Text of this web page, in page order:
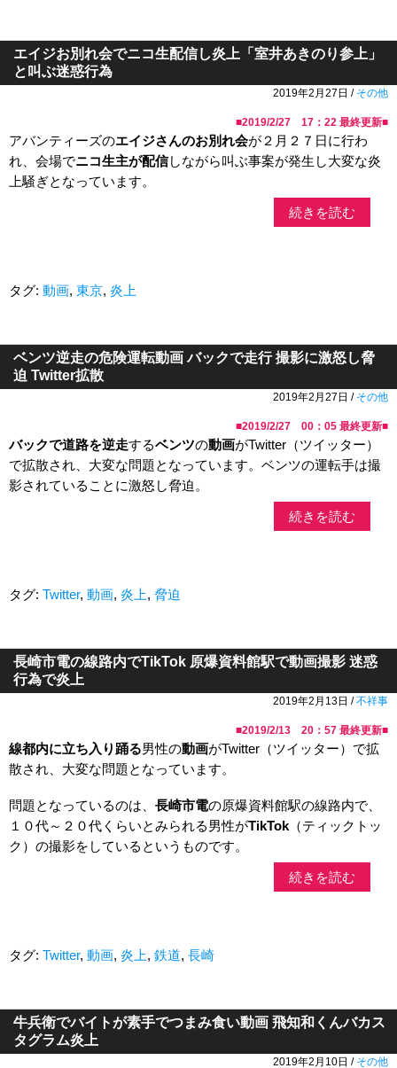
エイジお別れ会でニコ生配信し炎上「室井あきのり参上」
と叫ぶ迷惑行為
2019年2月27日 / その他
■2019/2/27 17：22 最終更新■
アバンティーズのエイジさんのお別れ会が２月２７日に行わ
れ、会場でニコ生主が配信しながら叫ぶ事案が発生し大変な炎
上騒ぎとなっています。
続きを読む
タグ: 動画, 東京, 炎上
ベンツ逆走の危険運転動画 バックで走行 撮影に激怒し脅
迫 Twitter拡散
2019年2月27日 / その他
■2019/2/27 00：05 最終更新■
バックで道路を逆走するベンツの動画がTwitter（ツイッター）
で拡散され、大変な問題となっています。ベンツの運転手は撮
影されていることに激怒し脅迫。
続きを読む
タグ: Twitter, 動画, 炎上, 脅迫
長崎市電の線路内でTikTok 原爆資料館駅で動画撮影 迷惑
行為で炎上
2019年2月13日 /不祥事
■2019/2/13 20：57 最終更新■
線都内に立ち入り踊る男性の動画がTwitter（ツイッター）で拡
散され、大変な問題となっています。
問題となっているのは、 長崎市電の原爆資料館駅の線路内で、
１０代～２０代くらいとみられる男性がTikTok （ティックトッ
ク）の撮影をしているというものです。
続きを読む
タグ: Twitter, 動画, 炎上, 鉄道, 長崎
牛兵衛でバイトが素手でつまみ食い動画 飛知和くんバカス
タグラム炎上
2019年2月10日 / その他